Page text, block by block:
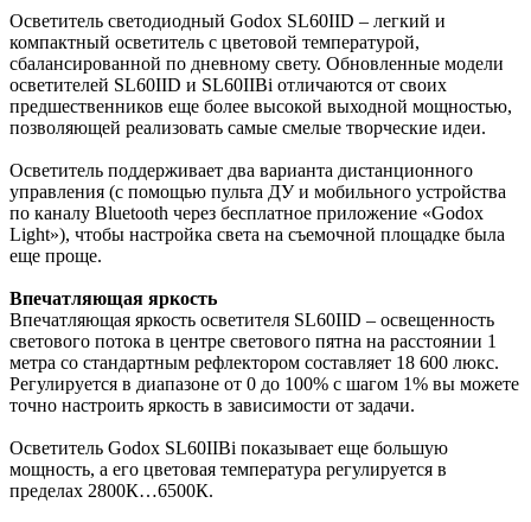
Осветитель светодиодный Godox SL60IID – легкий и
компактный осветитель с цветовой температурой,
сбалансированной по дневному свету. Обновленные модели
осветителей SL60IID и SL60IIBi отличаются от своих
предшественников еще более высокой выходной мощностью,
позволяющей реализовать самые смелые творческие идеи.
Осветитель поддерживает два варианта дистанционного
управления (с помощью пульта ДУ и мобильного устройства
по каналу Bluetooth через бесплатное приложение «Godox
Light»), чтобы настройка света на съемочной площадке была
еще проще.
Впечатляющая яркость
Впечатляющая яркость осветителя SL60IID – освещенность
светового потока в центре светового пятна на расстоянии 1
метра со стандартным рефлектором составляет 18 600 люкс.
Регулируется в диапазоне от 0 до 100% с шагом 1% вы можете
точно настроить яркость в зависимости от задачи.
Осветитель Godox SL60IIBi показывает еще большую
мощность, а его цветовая температура регулируется в
пределах 2800К…6500К.